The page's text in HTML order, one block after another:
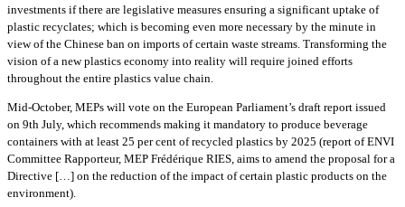
investments if there are legislative measures ensuring a significant uptake of
plastic recyclates; which is becoming even more necessary by the minute in
view of the Chinese ban on imports of certain waste streams. Transforming the
vision of a new plastics economy into reality will require joined efforts
throughout the entire plastics value chain.
Mid-October, MEPs will vote on the European Parliament’s draft report issued
on 9th July, which recommends making it mandatory to produce beverage
containers with at least 25 per cent of recycled plastics by 2025 (report of ENVI
Committee Rapporteur, MEP Frédérique RIES, aims to amend the proposal for a
Directive […] on the reduction of the impact of certain plastic products on the
environment).